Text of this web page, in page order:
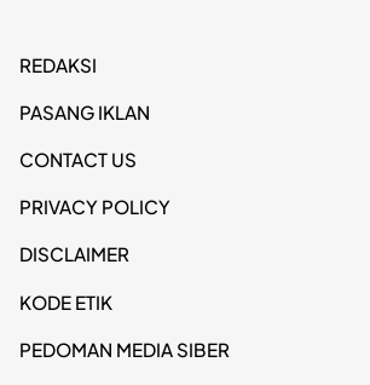
REDAKSI
PASANG IKLAN
CONTACT US
PRIVACY POLICY
DISCLAIMER
KODE ETIK
PEDOMAN MEDIA SIBER